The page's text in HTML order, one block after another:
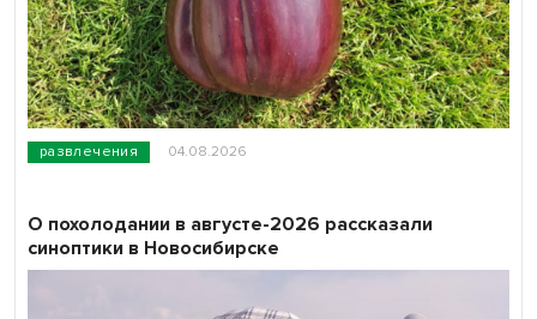
развлечения 04.08.2026
О похолодании в августе-2026 рассказали
синоптики в Новосибирске